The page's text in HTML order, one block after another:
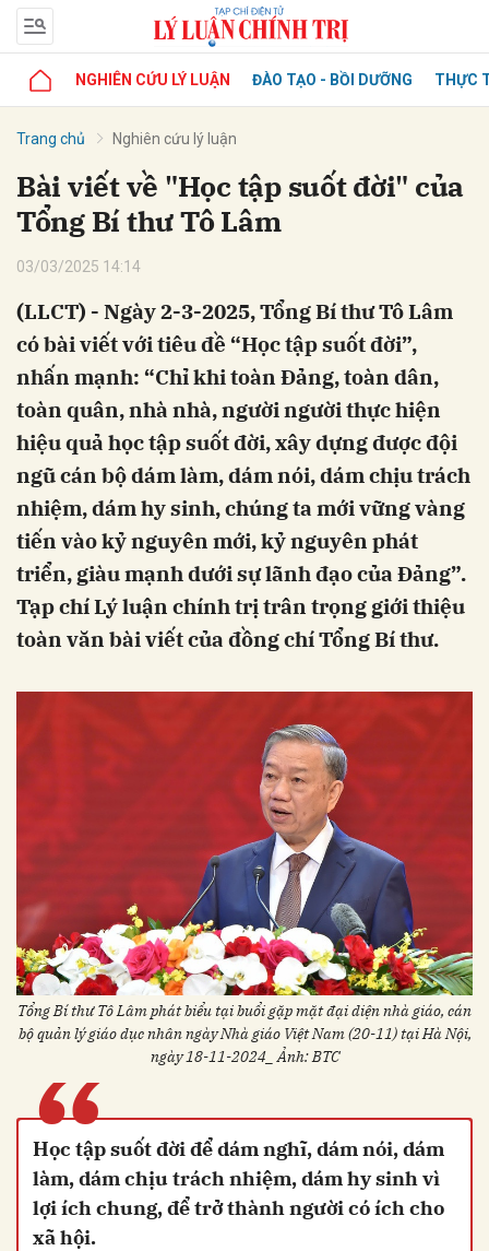
NGHIÊN CỨU LÝ LUẬN ĐÀO TẠO - BỒI DƯỠNG THỰC
Trang chủ Nghiên cứu lý luận
Bài viết về "Học tập suốt đời" của
Tổng Bí thư Tô Lâm
03/03/2025 14:14
(LLCT) - Ngày 2-3-2025, Tổng Bí thư Tô Lâm
có bài viết với tiêu đề “Học tập suốt đời”,
nhấn mạnh: “Chỉ khi toàn Đảng, toàn dân,
toàn quân, nhà nhà, người người thực hiện
hiệu quả học tập suốt đời, xây dựng được đội
ngũ cán bộ dám làm, dám nói, dám chịu trách
nhiệm, dám hy sinh, chúng ta mới vững vàng
tiến vào kỷ nguyên mới, kỷ nguyên phát
triển, giàu mạnh dưới sự lãnh đạo của Đảng”.
Tạp chí Lý luận chính trị trân trọng giới thiệu
toàn văn bài viết của đồng chí Tổng Bí thư.
Tổng Bí thư Tô Lâm phát biểu tại buổi gặp mặt đại diện nhà giáo, cán
bộ quản lý giáo dục nhân ngày Nhà giáo Việt Nam (20-11) tại Hà Nội,
ngày 18-11-2024_ Ảnh: BTC
“
Học tập suốt đời để dám nghĩ, dám nói, dám
làm, dám chịu trách nhiệm, dám hy sinh vì
lợi ích chung, để trở thành người có ích cho
xã hội.